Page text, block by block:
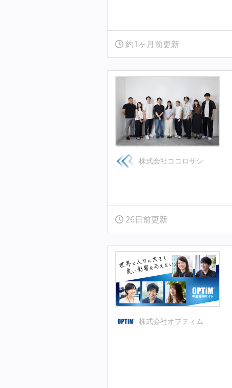
約1ヶ月前更新
株式会社ココロザシ
26日前更新
株式会社オプティム